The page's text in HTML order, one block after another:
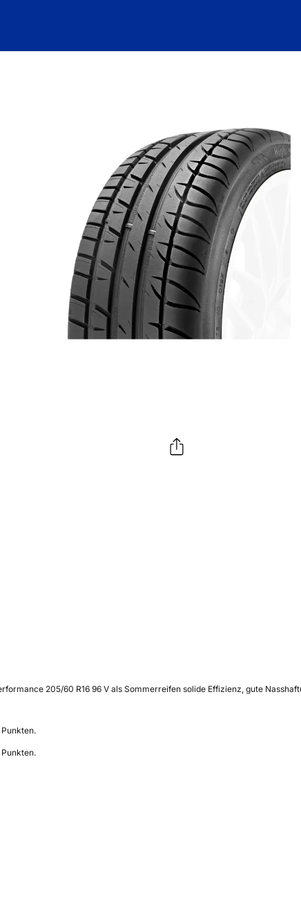
205/60 R16 96 V als Sommerreifen solide Effizienz, gute